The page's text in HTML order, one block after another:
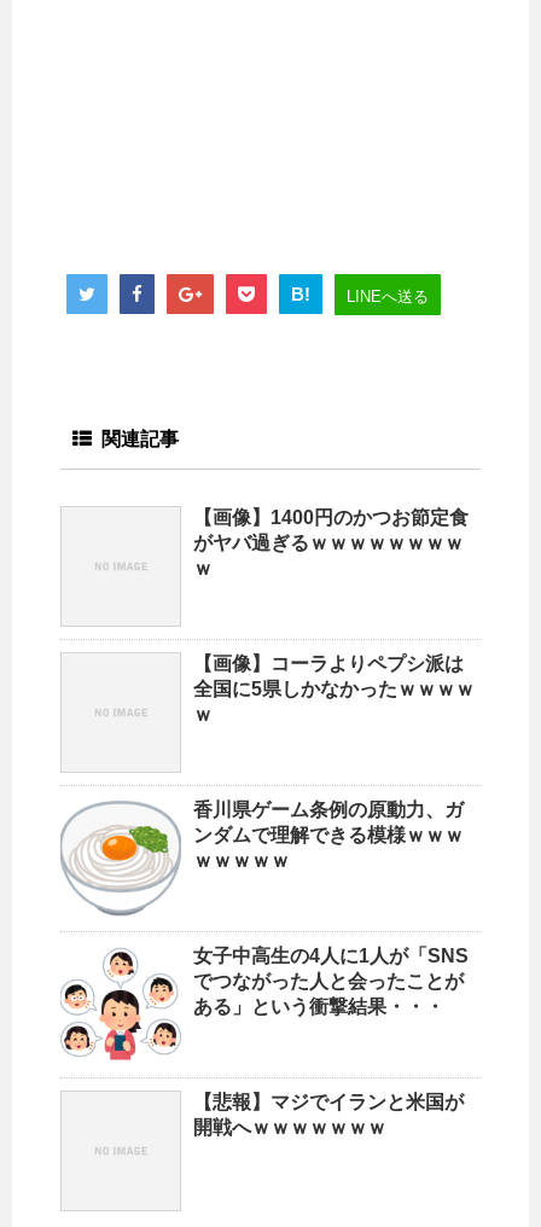
B! LINEへ送る
関連記事
【画像】1400円のかつお節定食
がヤバ過ぎるｗｗｗｗｗｗｗｗ
ｗ
【画像】コーラよりペプシ派は
全国に5県しかなかったｗｗｗｗ
ｗ
香川県ゲーム条例の原動力、ガ
ンダムで理解できる模様ｗｗｗ
ｗｗｗｗｗ
女子中高生の4人に1人が「SNS
でつながった人と会ったことが
ある」という衝撃結果・・・
【悲報】マジでイランと米国が
開戦へｗｗｗｗｗｗｗ